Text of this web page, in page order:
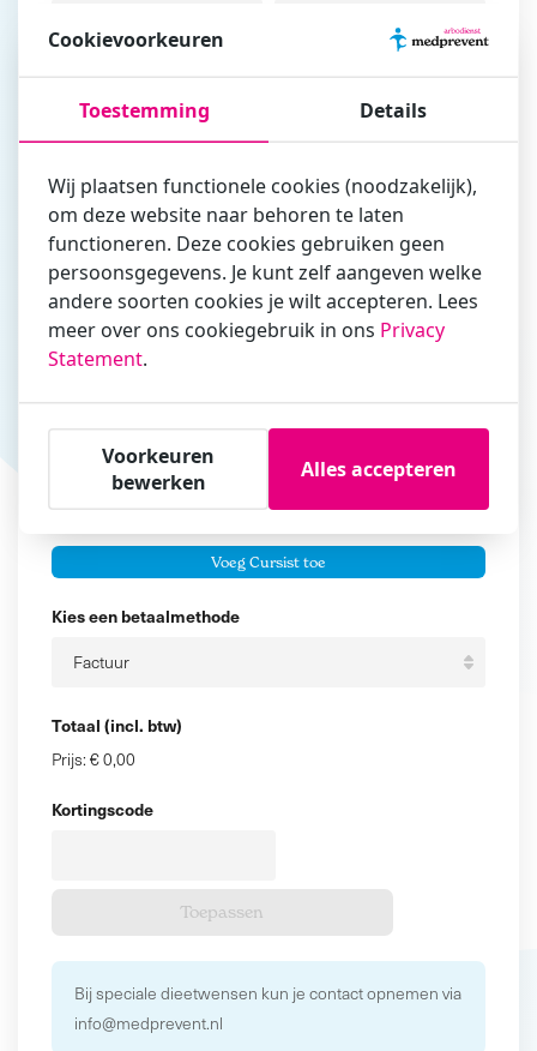
Vul hier bij voorkeur het e-mailadres in waarmee je
zakelijk/administratief correspondeert
Is de contactpersoon ook een cursist?
Ja
Nee
Cursisten
Voeg cursisten toe
Tussenvoegsel
Er zijn geencursisten.
Voeg Cursist toe
Kies een betaalmethode
Totaal (incl. btw)
Prijs: € 0,00
Kortingscode
Bij speciale dieetwensen kun je contact opnemen via
info@medprevent.nl
Cookievoorkeuren
Toestemming Details
Wij plaatsen functionele cookies (noodzakelijk),
om deze website naar behoren te laten
functioneren. Deze cookies gebruiken geen
persoonsgegevens. Je kunt zelf aangeven welke
andere soorten cookies je wilt accepteren. Lees
meer over ons cookiegebruik in ons Privacy
Statement.
Voorkeuren
bewerken
Alles accepteren